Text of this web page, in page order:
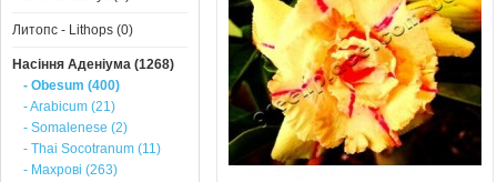
Литопс - Lithops (0)
Насіння Аденіума (1268)
- Obesum (400)
- Arabicum (21)
- Somalenese (2)
- Thai Socotranum (11)
- Махрові (263)